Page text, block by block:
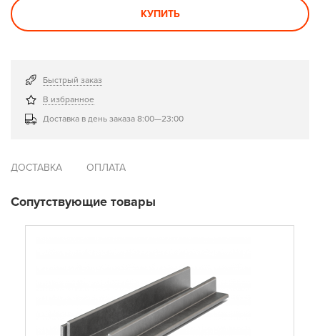
КУПИТЬ
Быстрый заказ
В избранное
Доставка в день заказа 8:00—23:00
ДОСТАВКА ОПЛАТА
Сопутствующие товары